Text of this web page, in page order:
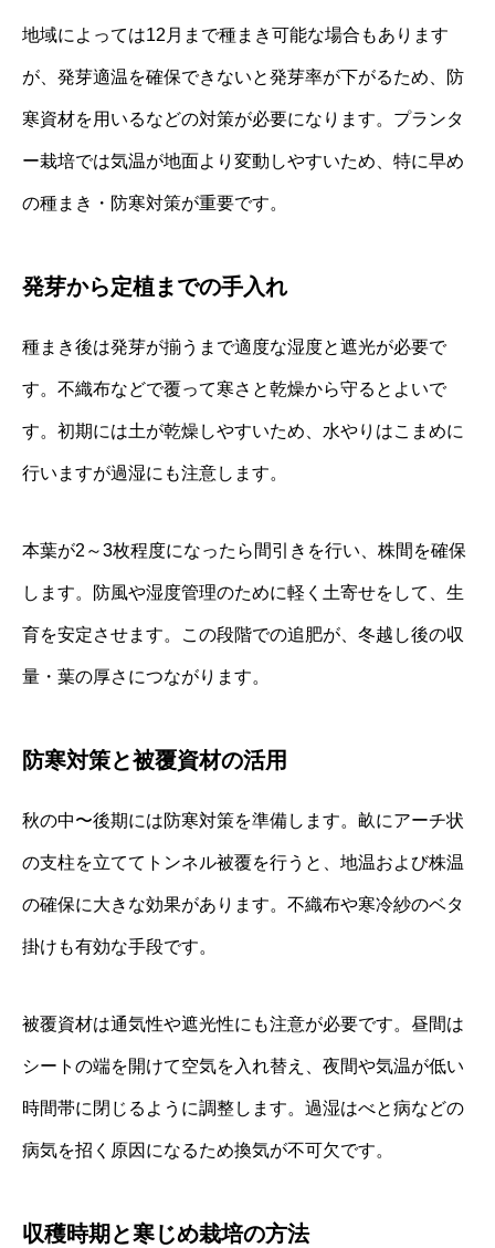
地域によっては12月まで種まき可能な場合もあります
が、発芽適温を確保できないと発芽率が下がるため、防
寒資材を用いるなどの対策が必要になります。プランタ
ー栽培では気温が地面より変動しやすいため、特に早め
の種まき・防寒対策が重要です。
発芽から定植までの手入れ
種まき後は発芽が揃うまで適度な湿度と遮光が必要で
す。不織布などで覆って寒さと乾燥から守るとよいで
す。初期には土が乾燥しやすいため、水やりはこまめに
行いますが過湿にも注意します。
本葉が2～3枚程度になったら間引きを行い、株間を確保
します。防風や湿度管理のために軽く土寄せをして、生
育を安定させます。この段階での追肥が、冬越し後の収
量・葉の厚さにつながります。
防寒対策と被覆資材の活用
秋の中〜後期には防寒対策を準備します。畝にアーチ状
の支柱を立ててトンネル被覆を行うと、地温および株温
の確保に大きな効果があります。不織布や寒冷紗のベタ
掛けも有効な手段です。
被覆資材は通気性や遮光性にも注意が必要です。昼間は
シートの端を開けて空気を入れ替え、夜間や気温が低い
時間帯に閉じるように調整します。過湿はべと病などの
病気を招く原因になるため換気が不可欠です。
収穫時期と寒じめ栽培の方法